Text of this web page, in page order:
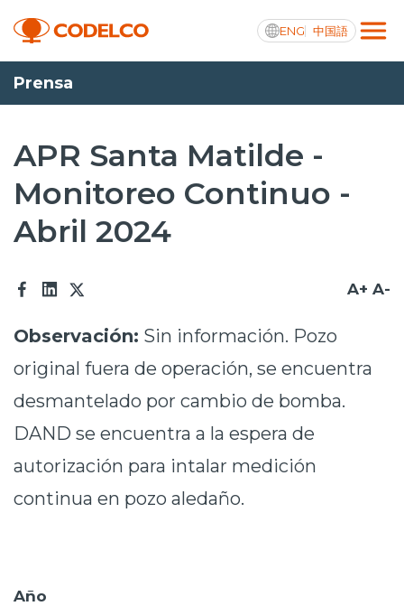
ENG 中国語
Transparencia activa
Nosotros
Operaciones
Inversionistas
Prensa
Trabaja en Codelco
Transparencia activa
Prensa
APR Santa Matilde -
Monitoreo Continuo -
Abril 2024
A+ A-
Observación: Sin información. Pozo
original fuera de operación, se encuentra
desmantelado por cambio de bomba.
DAND se encuentra a la espera de
autorización para intalar medición
continua en pozo aledaño.
Año